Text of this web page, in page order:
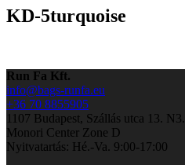
KD-5turquoise
Run Fa Kft.
info@bags-runfa.eu
+36 70 8855905
1107 Budapest, Szállás utca 13. N3.
Monori Center Zone D
Nyitvatartás: Hé.-Va. 9:00-17:00